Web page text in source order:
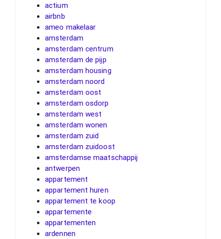
actium
airbnb
ameo makelaar
amsterdam
amsterdam centrum
amsterdam de pijp
amsterdam housing
amsterdam noord
amsterdam oost
amsterdam osdorp
amsterdam west
amsterdam wonen
amsterdam zuid
amsterdam zuidoost
amsterdamse maatschappij
antwerpen
appartement
appartement huren
appartement te koop
appartemente
appartementen
ardennen